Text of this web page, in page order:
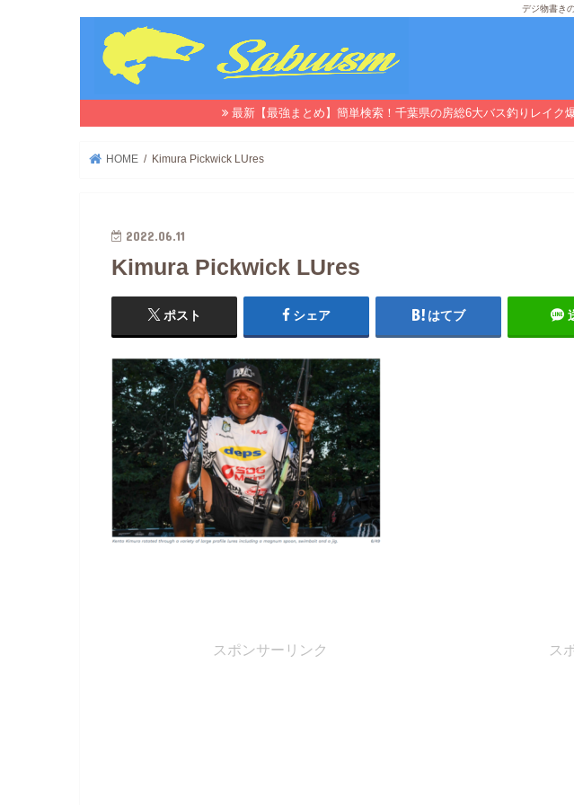
デジ物書き
最新【最強まとめ】簡単検索！千葉県の房総6大バス釣りレイク
HOME Kimura Pickwick LUres
2022.06.11
Kimura Pickwick LUres
ポスト シェア はてブ
スポンサーリンク ス